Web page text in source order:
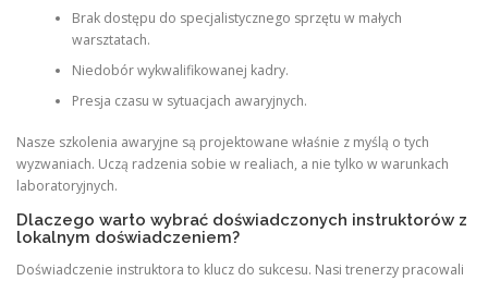
Brak dostępu do specjalistycznego sprzętu w małych
warsztatach.
Niedobór wykwalifikowanej kadry.
Presja czasu w sytuacjach awaryjnych.
Nasze szkolenia awaryjne są projektowane właśnie z myślą o tych
wyzwaniach. Uczą radzenia sobie w realiach, a nie tylko w warunkach
laboratoryjnych.
Dlaczego warto wybrać doświadczonych instruktorów z
lokalnym doświadczeniem?
Doświadczenie instruktora to klucz do sukcesu. Nasi trenerzy pracowali